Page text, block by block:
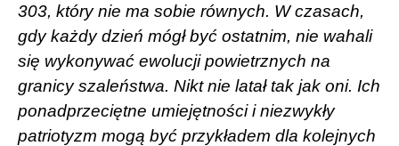
303, który nie ma sobie równych. W czasach,
gdy każdy dzień mógł być ostatnim, nie wahali
się wykonywać ewolucji powietrznych na
granicy szaleństwa. Nikt nie latał tak jak oni. Ich
ponadprzeciętne umiejętności i niezwykły
patriotyzm mogą być przykładem dla kolejnych